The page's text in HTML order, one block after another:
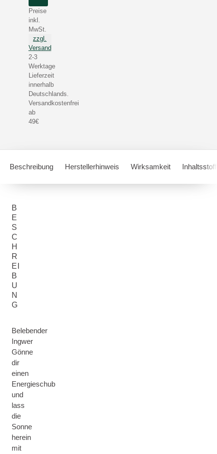
Preise
inkl.
MwSt.
zzgl.
Versand
2-3
Werktage
Lieferzeit
innerhalb
Deutschlands.
Versandkostenfrei
ab
49€
Beschreibung Herstellerhinweis Wirksamkeit
B
E
S
C
H
R
EI
B
U
N
G
Belebender
Ingwer
Gönne
dir
einen
Energieschub
und
lass
die
Sonne
herein
mit